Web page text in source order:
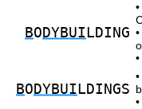
BO DYBUI LDING
•
•
•
BO DYBUI LDINGS
•
•